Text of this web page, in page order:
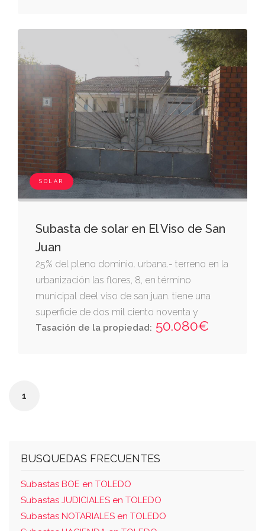
SOLAR
Subasta de solar en El Viso de San
Juan
25% del pleno dominio. urbana.- terreno en la
urbanización las flores, 8, en término
municipal deel viso de san juan. tiene una
superficie de dos mil ciento noventa y
dosmetros cuadrados. linda al norte, con
anotaciones e y f.
Tasación de la propiedad: 50.080€
1
BUSQUEDAS FRECUENTES
Subastas BOE en TOLEDO
Subastas JUDICIALES en TOLEDO
Subastas NOTARIALES en TOLEDO